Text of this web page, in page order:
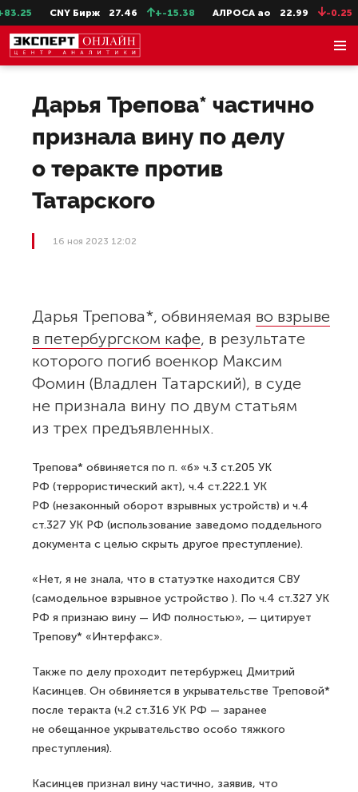
CNY Бирж 27.46 +-15.38 АЛРОСА ао 22.99 -0.25
Дарья Трепова* частично
признала вину по делу
о теракте против
Татарского
16 ноя 2023 12:02
Дарья Трепова*, обвиняемая во взрыве
в петербургском кафе, в результате
которого погиб военкор Максим
Фомин (Владлен Татарский), в суде
не признала вину по двум статьям
из трех предъявленных.
Трепова* обвиняется по п. «б» ч.3 ст.205 УК
РФ (террористический акт), ч.4 ст.222.1 УК
РФ (незаконный оборот взрывных устройств) и ч.4
ст.327 УК РФ (использование заведомо поддельного
документа с целью скрыть другое преступление).
«Нет, я не знала, что в статуэтке находится СВУ
(самодельное взрывное устройство ). По ч.4 ст.327 УК
РФ я признаю вину — ИФ полностью», — цитирует
Трепову* «Интерфакс».
Также по делу проходит петербуржец Дмитрий
Касинцев. Он обвиняется в укрывательстве Треповой*
после теракта (ч.2 ст.316 УК РФ — заранее
не обещанное укрывательство особо тяжкого
преступления).
Касинцев признал вину частично, заявив, что